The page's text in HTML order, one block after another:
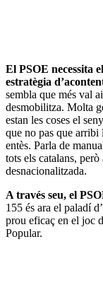
El PSOE necessita
estratègia
sembla que més val
desmobilitza. Molta
estan les coses el
que no pas que arribi
entès. Parla de
tots els catalans,
desnacionalitzada.
A través seu, el
155 és ara el paladí
prou eficaç en el joc
Popular.